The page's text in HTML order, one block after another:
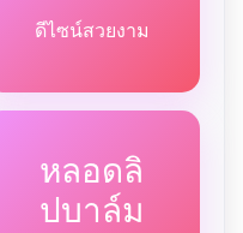
ดีไซน์สวยงาม
หลอดลิ
ปบาล์ม